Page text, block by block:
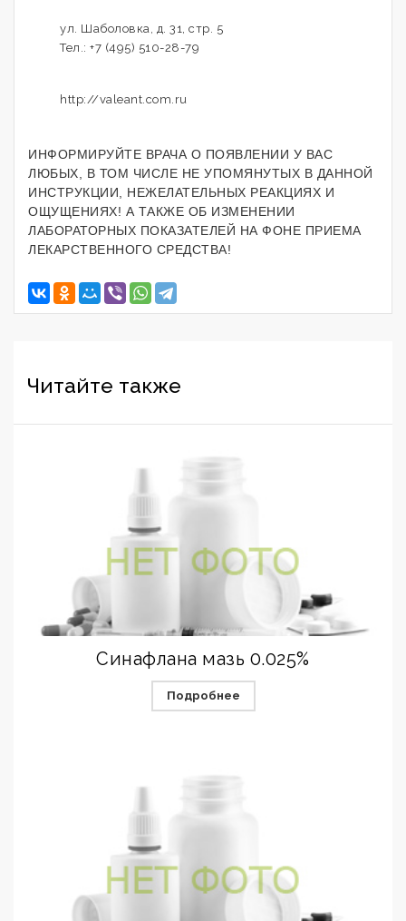
ул. Шаболовка, д. 31, стр. 5
Тел.: +7 (495) 510-28-79
http://valeant.com.ru
ИНФОРМИРУЙТЕ ВРАЧА О ПОЯВЛЕНИИ У ВАС
ЛЮБЫХ, В ТОМ ЧИСЛЕ НЕ УПОМЯНУТЫХ В ДАННОЙ
ИНСТРУКЦИИ, НЕЖЕЛАТЕЛЬНЫХ РЕАКЦИЯХ И
ОЩУЩЕНИЯХ! А ТАКЖЕ ОБ ИЗМЕНЕНИИ
ЛАБОРАТОРНЫХ ПОКАЗАТЕЛЕЙ НА ФОНЕ ПРИЕМА
ЛЕКАРСТВЕННОГО СРЕДСТВА!
Читайте также
Синафлана мазь 0.025%
Подробнее